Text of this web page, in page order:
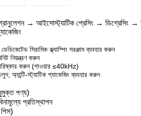
→ আইসোস্ট্যাটিক প্রেসিং → ডিগ্রেসিং →
সিরামিক ক্ল্যাম্পিং সরঞ্জাম ব্যবহার করুন
নিয়ন্ত্রণ করুন
করুন (পাওয়ার ≤40kHz)
অ্যান্টি-স্ট্যাটিক প্যাকেজিং ব্যবহার করুন
পণ্য)
প্রতিস্থাপন